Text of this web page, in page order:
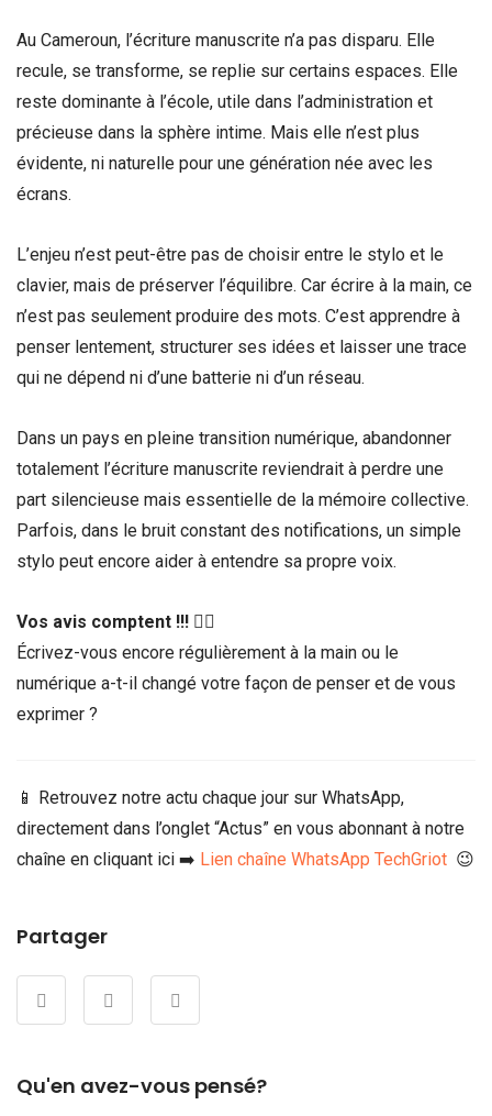
Au Cameroun, l’écriture manuscrite n’a pas disparu. Elle
recule, se transforme, se replie sur certains espaces. Elle
reste dominante à l’école, utile dans l’administration et
précieuse dans la sphère intime. Mais elle n’est plus
évidente, ni naturelle pour une génération née avec les
écrans.
L’enjeu n’est peut-être pas de choisir entre le stylo et le
clavier, mais de préserver l’équilibre. Car écrire à la main, ce
n’est pas seulement produire des mots. C’est apprendre à
penser lentement, structurer ses idées et laisser une trace
qui ne dépend ni d’une batterie ni d’un réseau.
Dans un pays en pleine transition numérique, abandonner
totalement l’écriture manuscrite reviendrait à perdre une
part silencieuse mais essentielle de la mémoire collective.
Parfois, dans le bruit constant des notifications, un simple
stylo peut encore aider à entendre sa propre voix.
Vos avis comptent !!! ✍🏽
Écrivez-vous encore régulièrement à la main ou le
numérique a-t-il changé votre façon de penser et de vous
exprimer ?
📱 Retrouvez notre actu chaque jour sur WhatsApp,
directement dans l’onglet “Actus” en vous abonnant à notre
chaîne en cliquant ici ➡️ Lien chaîne WhatsApp TechGriot 😉
Partager
Qu'en avez-vous pensé?